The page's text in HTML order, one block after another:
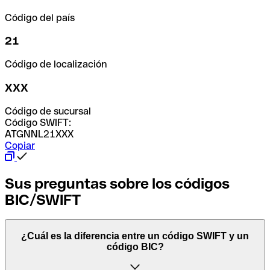
Código del país
21
Código de localización
XXX
Código de sucursal
Código SWIFT:
ATGNNL21XXX
Copiar
Sus preguntas sobre los códigos
BIC/SWIFT
¿Cuál es la diferencia entre un código SWIFT y un
código BIC?